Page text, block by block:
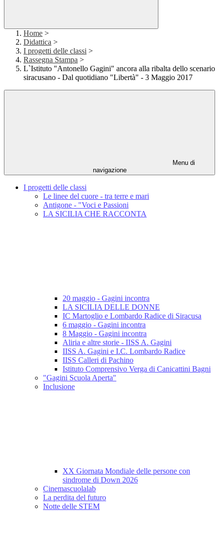
Home >
Didattica >
I progetti delle classi >
Rassegna Stampa >
L`Istituto "Antonello Gagini" ancora alla ribalta dello scenario
siracusano - Dal quotidiano "Libertà" - 3 Maggio 2017
Menu di
navigazione
I progetti delle classi
Le linee del cuore - tra terre e mari
Antigone - "Voci e Passioni
LA SICILIA CHE RACCONTA
20 maggio - Gagini incontra
LA SICILIA DELLE DONNE
IC Martoglio e Lombardo Radice di Siracusa
6 maggio - Gagini incontra
8 Maggio - Gagini incontra
Aliria e altre storie - IISS A. Gagini
IISS A. Gagini e I.C. Lombardo Radice
IISS Calleri di Pachino
Istituto Comprensivo Verga di Canicattini Bagni
"Gagini Scuola Aperta"
Inclusione
XX Giornata Mondiale delle persone con
sindrome di Down 2026
Cinemascuolalab
La perdita del futuro
Notte delle STEM